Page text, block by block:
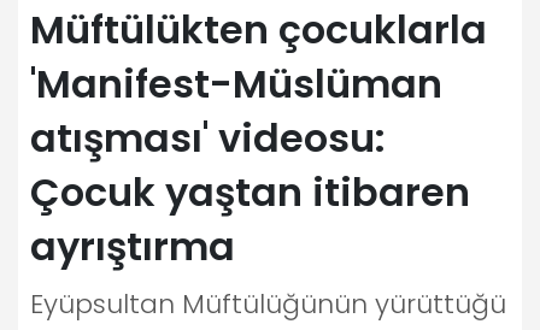
Müftülükten çocuklarla
'Manifest-Müslüman
atışması' videosu:
Çocuk yaştan itibaren
ayrıştırma
Eyüpsultan Müftülüğünün yürüttüğü